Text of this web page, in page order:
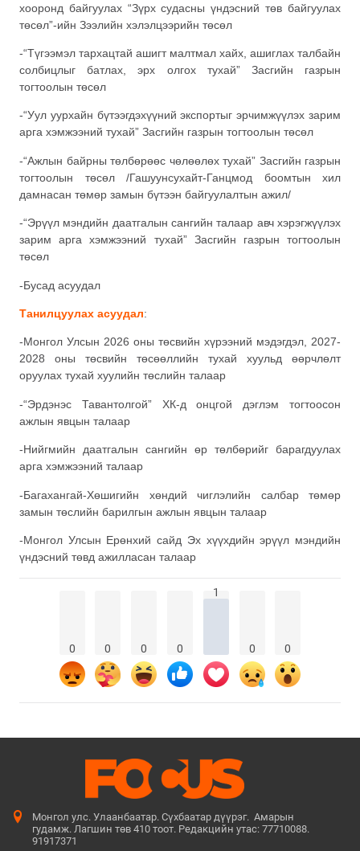
хооронд байгуулах “Зүрх судасны үндэсний төв байгуулах
төсөл”-ийн Зээлийн хэлэлцээрийн төсөл
-“Түгээмэл тархацтай ашигт малтмал хайх, ашиглах талбайн
солбицлыг батлах, эрх олгох тухай” Засгийн газрын
тогтоолын төсөл
-“Уул уурхайн бүтээгдэхүүний экспортыг эрчимжүүлэх зарим
арга хэмжээний тухай” Засгийн газрын тогтоолын төсөл
-“Ажлын байрны төлбөрөөс чөлөөлөх тухай” Засгийн газрын
тогтоолын төсөл /Гашуунсухайт-Ганцмод боомтын хил
дамнасан төмөр замын бүтээн байгуулалтын ажил/
-“Эрүүл мэндийн даатгалын сангийн талаар авч хэрэгжүүлэх
зарим арга хэмжээний тухай” Засгийн газрын тогтоолын
төсөл
-Бусад асуудал
Танилцуулах асуудал:
-Монгол Улсын 2026 оны төсвийн хүрээний мэдэгдэл, 2027-
2028 оны төсвийн төсөөллийн тухай хуульд өөрчлөлт
оруулах тухай хуулийн төслийн талаар
-“Эрдэнэс Тавантолгой” ХК-д онцгой дэглэм тогтоосон
ажлын явцын талаар
-Нийгмийн даатгалын сангийн өр төлбөрийг барагдуулах
арга хэмжээний талаар
-Багахангай-Хөшигийн хөндий чиглэлийн салбар төмөр
замын төслийн барилгын ажлын явцын талаар
-Монгол Улсын Ерөнхий сайд Эх хүүхдийн эрүүл мэндийн
үндэсний төвд ажилласан талаар
0 0 0 0
1
0 0
Монгол улс. Улаанбаатар. Сүхбаатар дүүрэг. Амарын
гудамж. Лагшин төв 410 тоот. Редакцийн утас: 77710088.
91917371